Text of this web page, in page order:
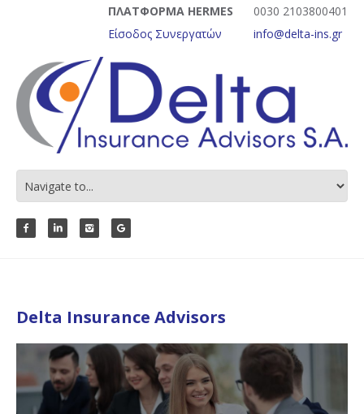
0030 2103800401
info@delta-ins.gr
ΠΛΑΤΦΟΡΜΑ HERMES
Είσοδος Συνεργατών
Delta Insurance Advisors